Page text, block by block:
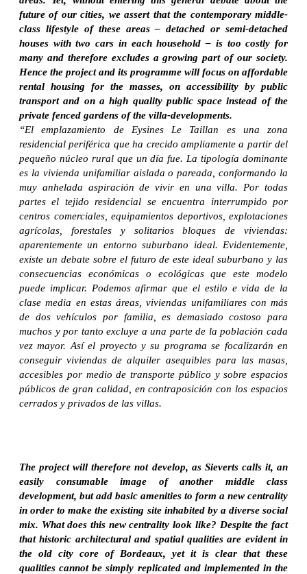
future of our cities, we assert that the contemporary middle-
class lifestyle of these areas – detached or semi-detached
houses with two cars in each household – is too costly for
many and therefore excludes a growing part of our society.
Hence the project and its programme will focus on affordable
rental housing for the masses, on accessibility by public
transport and on a high quality public space instead of the
private fenced gardens of the villa-developments.
“El emplazamiento de Eysines Le Taillan es una zona
residencial periférica que ha crecido ampliamente a partir del
pequeño núcleo rural que un día fue. La tipología dominante
es la vivienda unifamiliar aislada o pareada, conformando la
muy anhelada aspiración de vivir en una villa. Por todas
partes el tejido residencial se encuentra interrumpido por
centros comerciales, equipamientos deportivos, explotaciones
agrícolas, forestales y solitarios bloques de viviendas:
aparentemente un entorno suburbano ideal. Evidentemente,
existe un debate sobre el futuro de este ideal suburbano y las
consecuencias económicas o ecológicas que este modelo
puede implicar. Podemos afirmar que el estilo e vida de la
clase media en estas áreas, viviendas unifamiliares con más
de dos vehículos por familia, es demasiado costoso para
muchos y por tanto excluye a una parte de la población cada
vez mayor. Así el proyecto y su programa se focalizarán en
conseguir viviendas de alquiler asequibles para las masas,
accesibles por medio de transporte público y sobre espacios
públicos de gran calidad, en contraposición con los espacios
cerrados y privados de las villas.
The project will therefore not develop, as Sieverts calls it, an
easily consumable image of another middle class
development, but add basic amenities to form a new centrality
in order to make the existing site inhabited by a diverse social
mix. What does this new centrality look like? Despite the fact
that historic architectural and spatial qualities are evident in
the old city core of Bordeaux, yet it is clear that these
qualities cannot be simply replicated and implemented in the